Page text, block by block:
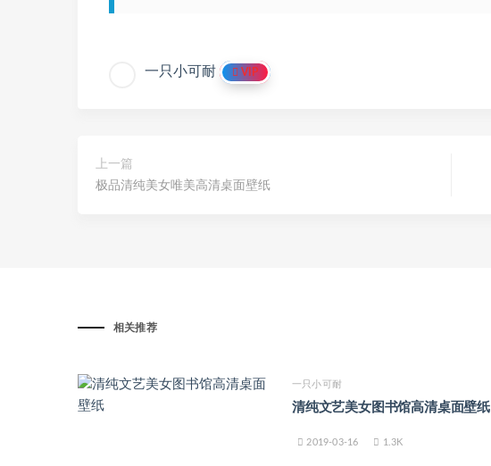
一只小可耐 VIP
上一篇
极品清纯美女唯美高清桌面壁纸
相关推荐
一只小可耐
清纯文艺美女图书馆高清桌面壁纸
2019-03-16 1.3K